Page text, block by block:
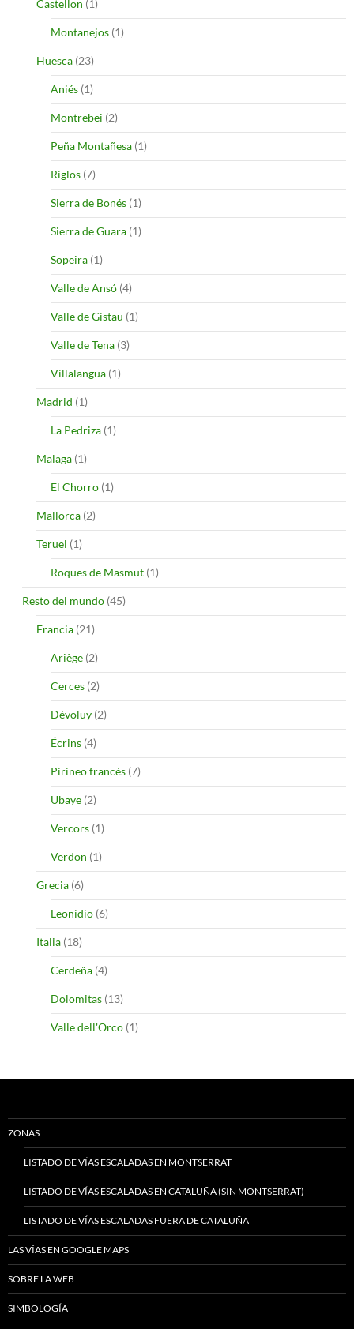
Castellon (1)
Montanejos (1)
Huesca (23)
Aniés (1)
Montrebei (2)
Peña Montañesa (1)
Riglos (7)
Sierra de Bonés (1)
Sierra de Guara (1)
Sopeira (1)
Valle de Ansó (4)
Valle de Gistau (1)
Valle de Tena (3)
Villalangua (1)
Madrid (1)
La Pedriza (1)
Malaga (1)
El Chorro (1)
Mallorca (2)
Teruel (1)
Roques de Masmut (1)
Resto del mundo (45)
Francia (21)
Ariège (2)
Cerces (2)
Dévoluy (2)
Écrins (4)
Pirineo francés (7)
Ubaye (2)
Vercors (1)
Verdon (1)
Grecia (6)
Leonidio (6)
Italia (18)
Cerdeña (4)
Dolomitas (13)
Valle dell'Orco (1)
ZONAS
LISTADO DE VÍAS ESCALADAS EN MONTSERRAT
LISTADO DE VÍAS ESCALADAS EN CATALUÑA (SIN MONTSERRAT)
LISTADO DE VÍAS ESCALADAS FUERA DE CATALUÑA
LAS VÍAS EN GOOGLE MAPS
SOBRE LA WEB
SIMBOLOGÍA